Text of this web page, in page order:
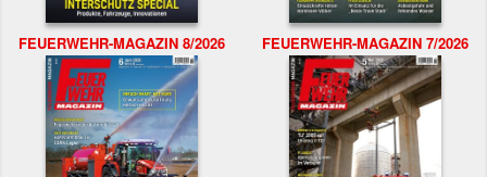
FEUERWEHR-MAGAZIN 8/2026 FEUERWEHR-MAGAZIN 7/2026